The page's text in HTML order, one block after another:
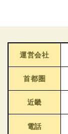
運営会社
首都圏
近畿
電話